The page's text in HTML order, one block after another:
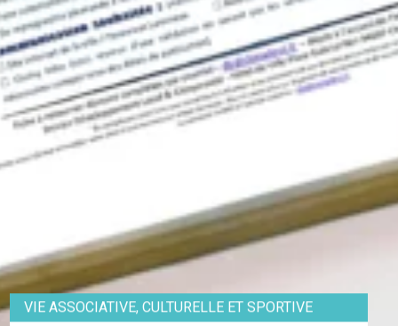
VIE ASSOCIATIVE, CULTURELLE ET SPORTIVE